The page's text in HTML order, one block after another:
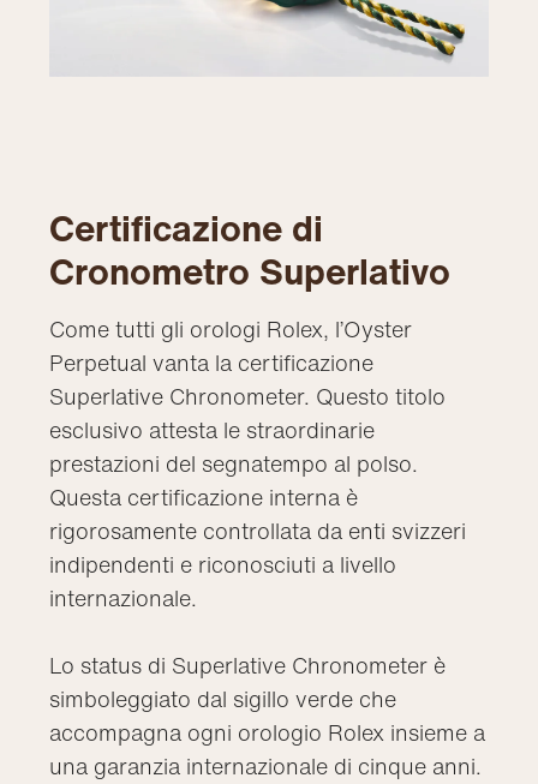
Certificazione di
Cronometro Superlativo
Come tutti gli orologi Rolex, l’Oyster
Perpetual vanta la certificazione
Superlative Chronometer. Questo titolo
esclusivo attesta le straordinarie
prestazioni del segnatempo al polso.
Questa certificazione interna è
rigorosamente controllata da enti svizzeri
indipendenti e riconosciuti a livello
internazionale.
Lo status di Superlative Chronometer è
simboleggiato dal sigillo verde che
accompagna ogni orologio Rolex insieme a
una garanzia internazionale di cinque anni.